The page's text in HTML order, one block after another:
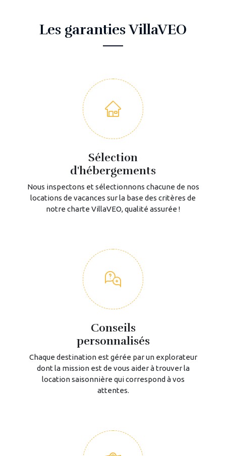
Les garanties VillaVEO
Sélection
d'hébergements
Nous inspectons et sélectionnons chacune de nos
locations de vacances sur la base des critères de
notre charte VillaVEO, qualité assurée !
Conseils
personnalisés
Chaque destination est gérée par un explorateur
dont la mission est de vous aider à trouver la
location saisonnière qui correspond à vos
attentes.